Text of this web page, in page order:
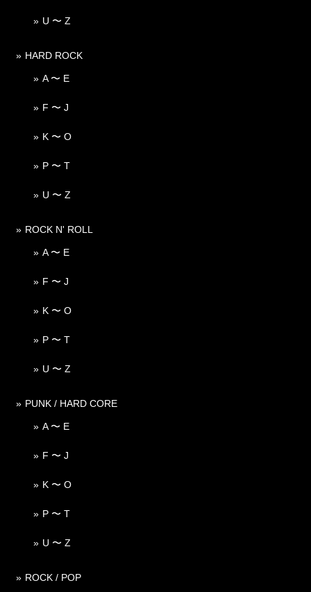
U 〜 Z
HARD ROCK
A 〜 E
F 〜 J
K 〜 O
P 〜 T
U 〜 Z
ROCK N' ROLL
A 〜 E
F 〜 J
K 〜 O
P 〜 T
U 〜 Z
PUNK / HARD CORE
A 〜 E
F 〜 J
K 〜 O
P 〜 T
U 〜 Z
ROCK / POP